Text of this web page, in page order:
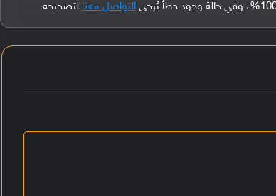
التواصل معنا لتصحيحه.